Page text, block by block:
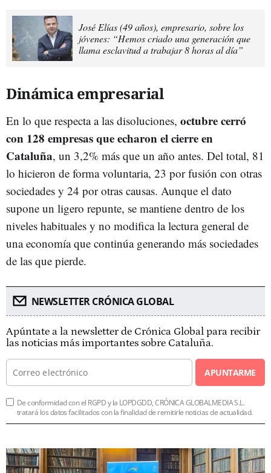
José Elías (49 años), empresario, sobre los
jóvenes: “Hemos criado una generación que
llama esclavitud a trabajar 8 horas al día”
Dinámica empresarial
En lo que respecta a las disoluciones, octubre cerró
con 128 empresas que echaron el cierre en
Cataluña, un 3,2% más que un año antes. Del total, 81
lo hicieron de forma voluntaria, 23 por fusión con otras
sociedades y 24 por otras causas. Aunque el dato
supone un ligero repunte, se mantiene dentro de los
niveles habituales y no modifica la lectura general de
una economía que continúa generando más sociedades
de las que pierde.
NEWSLETTER CRÓNICA GLOBAL
Apúntate a la newsletter de Crónica Global para recibir
las noticias más importantes sobre Cataluña.
APUNTARME
De conformidad con el RGPD y la LOPDGDD, CRÓNICA GLOBALMEDIA S.L.
tratará los datos facilitados con la finalidad de remitirle noticias de actualidad.